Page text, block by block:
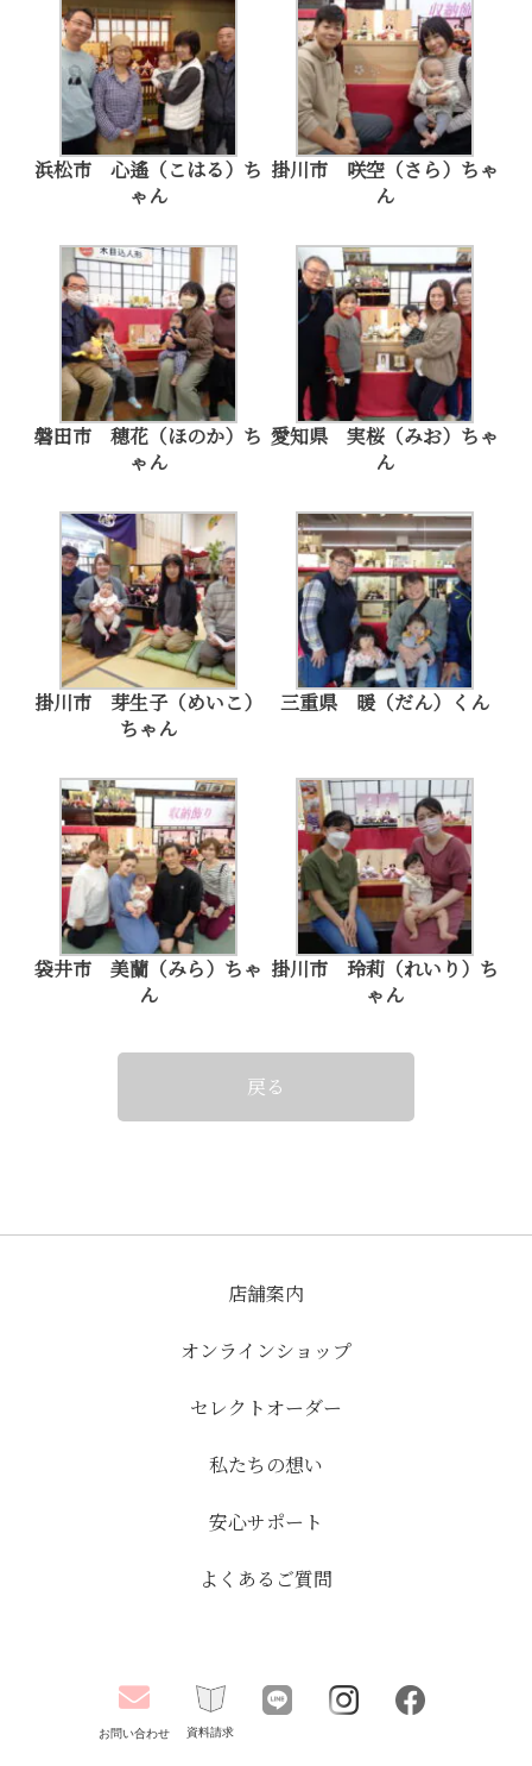
浜松市 心遙（こはる）ち
ゃん
掛川市 咲空（さら）ちゃ
ん
磐田市 穂花（ほのか）ち
ゃん
愛知県 実桜（みお）ちゃ
ん
掛川市 芽生子（めいこ）
ちゃん
三重県 暖（だん）くん
袋井市 美蘭（みら）ちゃ
ん
掛川市 玲莉（れいり）ち
ゃん
戻る
店舗案内
オンラインショップ
セレクトオーダー
私たちの想い
安心サポート
よくあるご質問
お問い合わせ 資料請求